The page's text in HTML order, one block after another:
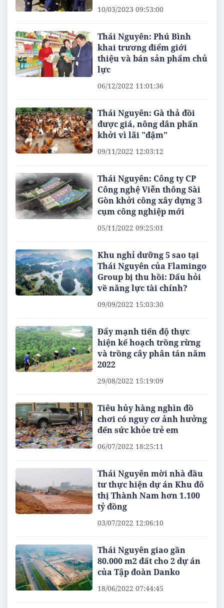
10/03/2023 09:53:00
Thái Nguyên: Phú Bình
khai trương điểm giới
thiệu và bán sản phẩm chủ
lực
06/12/2022 11:01:36
Thái Nguyên: Gà thả đồi
được giá, nông dân phấn
khởi vì lãi "đậm"
09/11/2022 12:03:12
Thái Nguyên: Công ty CP
Công nghệ Viễn thông Sài
Gòn khởi công xây dựng 3
cụm công nghiệp mới
05/11/2022 09:25:01
Khu nghỉ dưỡng 5 sao tại
Thái Nguyên của Flamingo
Group bị thu hồi: Dấu hỏi
về năng lực tài chính?
09/09/2022 15:03:30
Đẩy mạnh tiến độ thực
hiện kế hoạch trồng rừng
và trồng cây phân tán năm
2022
29/08/2022 15:19:09
Tiêu hủy hàng nghìn đồ
chơi có nguy cơ ảnh hưởng
đến sức khỏe trẻ em
06/07/2022 18:25:11
Thái Nguyên mời nhà đầu
tư thực hiện dự án Khu đô
thị Thành Nam hơn 1.100
tỷ đồng
03/07/2022 12:06:10
Thái Nguyên giao gần
80.000 m2 đất cho 2 dự án
của Tập đoàn Danko
18/06/2022 07:44:45